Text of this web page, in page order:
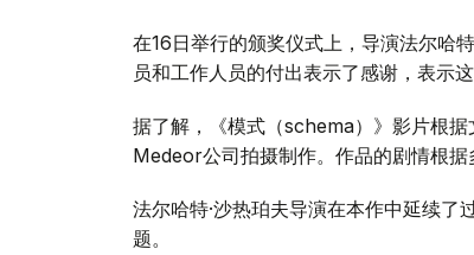
在16日举行的颁奖仪式上，导演法尔哈
员和工作人员的付出表示了感谢，表示
据了解，《模式（schema）》影片根
Medeor公司拍摄制作。作品的剧情根据
法尔哈特·沙热珀夫导演在本作中延续
题。